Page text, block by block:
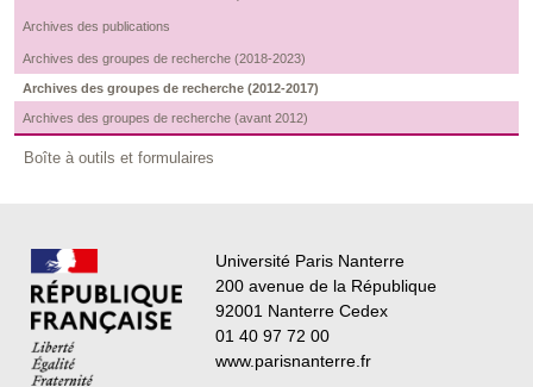
Archives des publications
Archives des groupes de recherche (2018-2023)
Archives des groupes de recherche (2012-2017)
Archives des groupes de recherche (avant 2012)
Boîte à outils et formulaires
Université Paris Nanterre
200 avenue de la République
92001 Nanterre Cedex
01 40 97 72 00
www.parisnanterre.fr